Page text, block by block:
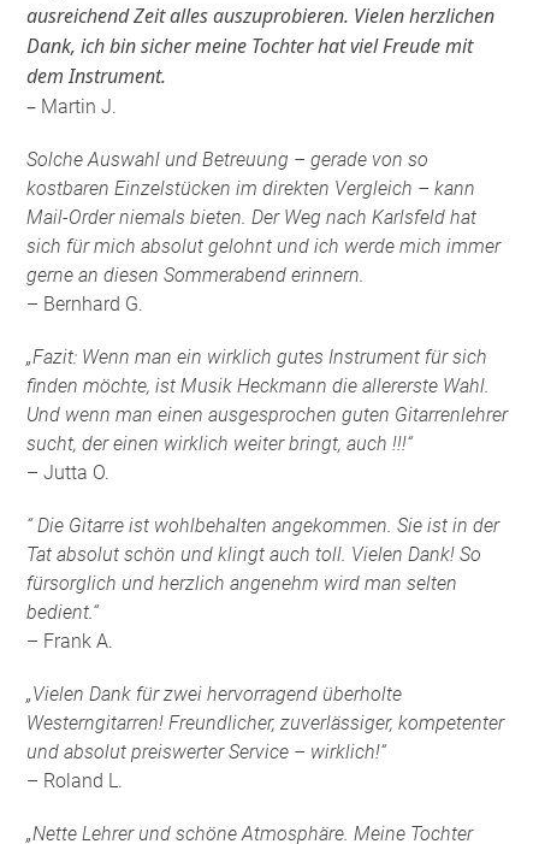
ausreichend Zeit alles auszuprobieren. Vielen herzlichen
Dank, ich bin sicher meine Tochter hat viel Freude mit
dem Instrument.
– Martin J.
Solche Auswahl und Betreuung – gerade von so
kostbaren Einzelstücken im direkten Vergleich – kann
Mail-Order niemals bieten. Der Weg nach Karlsfeld hat
sich für mich absolut gelohnt und ich werde mich immer
gerne an diesen Sommerabend erinnern.
– Bernhard G.
„Fazit: Wenn man ein wirklich gutes Instrument für sich
finden möchte, ist Musik Heckmann die allererste Wahl.
Und wenn man einen ausgesprochen guten Gitarrenlehrer
sucht, der einen wirklich weiter bringt, auch !!!“
– Jutta O.
“ Die Gitarre ist wohlbehalten angekommen. Sie ist in der
Tat absolut schön und klingt auch toll. Vielen Dank! So
fürsorglich und herzlich angenehm wird man selten
bedient.“
– Frank A.
„Vielen Dank für zwei hervorragend überholte
Westerngitarren! Freundlicher, zuverlässiger, kompetenter
und absolut preiswerter Service – wirklich!“
– Roland L.
„Nette Lehrer und schöne Atmosphäre. Meine Tochter